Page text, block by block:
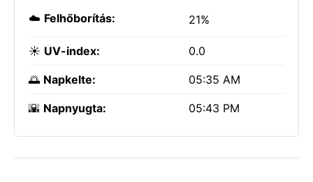
☁️ Felhőborítás: 21%
☀️ UV-index: 0.0
🌅 Napkelte: 05:35 AM
🌇 Napnyugta: 05:43 PM